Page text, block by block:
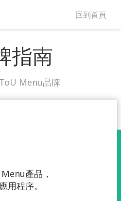
回到首頁
指南
Menu品牌
產品，
用程序。